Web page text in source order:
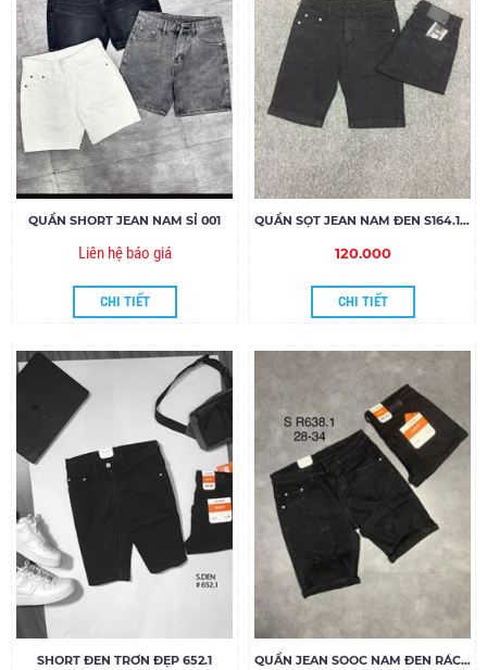
QUẦN SHORT JEAN NAM SỈ 001
Liên hệ báo giá
CHI TIẾT
QUẦN SỌT JEAN NAM ĐEN S164.120
120.000
CHI TIẾT
SHORT ĐEN TRƠN ĐẸP 652.1 QUẦN JEAN SOOC NAM ĐEN RÁCH SR638.1